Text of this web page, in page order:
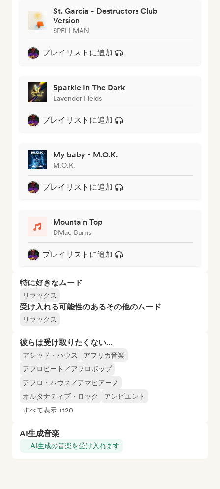
St. Garcia - Destructors Club
Version
SPELLMAN
プレイリストに追加
Sparkle In The Dark
Lavender Fields
プレイリストに追加
My baby - M.O.K.
M.O.K.
プレイリストに追加
Mountain Top
DMac Burns
プレイリストに追加
特に好きなムード
リラックス
受け入れる可能性のあるその他のムード
リラックス
彼らは受け取りたくない…
アシッド・ハウス
アフリカ音楽
アフロビート／アフロポップ
アフロ・ハウス／アマピアーノ
オルタナティブ・ロック
アンビエント
すべて表示 +120
AI生成音楽
AI生成の音楽を受け入れます